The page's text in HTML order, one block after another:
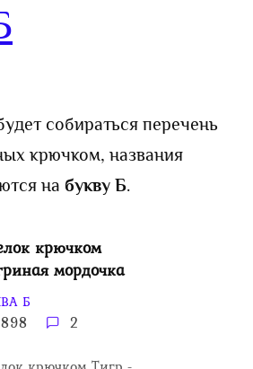
собираться перечень
крючком, названия
на букву Б.
крючком
мордочка
Б
898 2